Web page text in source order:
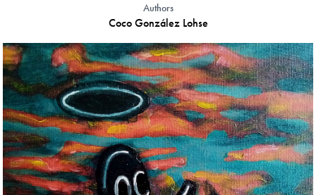
Authors
Coco González Lohse